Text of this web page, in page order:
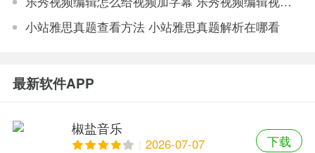
小站雅思真题查看方法 小站雅思真题解析在哪看
最新软件APP
椒盐音乐
2026-07-07
下载